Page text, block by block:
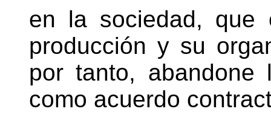
en la sociedad, que
producción y su
por tanto,
como acuerdo